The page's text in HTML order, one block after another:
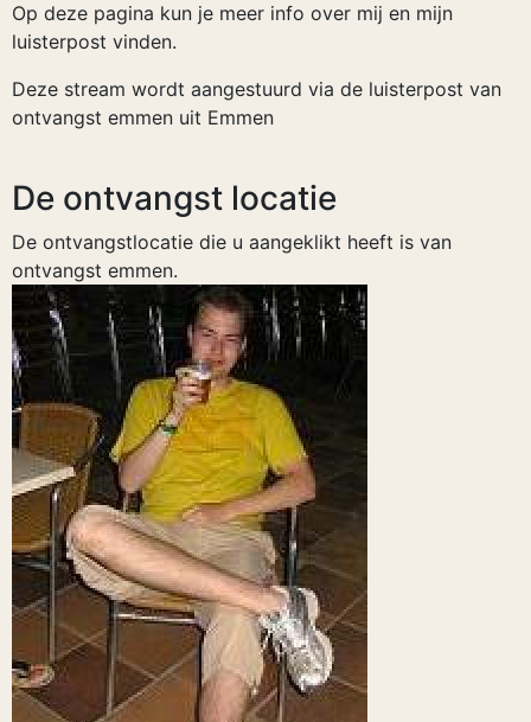
Op deze pagina kun je meer info over mij en mijn
luisterpost vinden.
Deze stream wordt aangestuurd via de luisterpost van
ontvangst emmen uit Emmen
De ontvangst locatie
De ontvangstlocatie die u aangeklikt heeft is van
ontvangst emmen.